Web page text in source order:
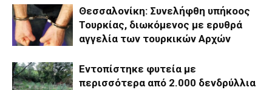
Θεσσαλονίκη: Συνελήφθη υπήκοος
Τουρκίας, διωκόμενος με ερυθρά
αγγελία των τουρκικών Αρχών
Εντοπίστηκε φυτεία με
περισσότερα από 2.000 δενδρύλλια